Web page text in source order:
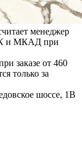
менеджер
и МКАД при
заказе от 460
только за
шоссе, 1В